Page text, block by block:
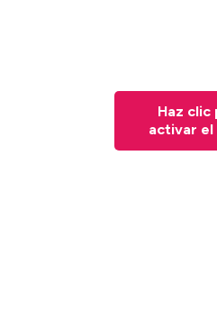
Haz clic
activar el